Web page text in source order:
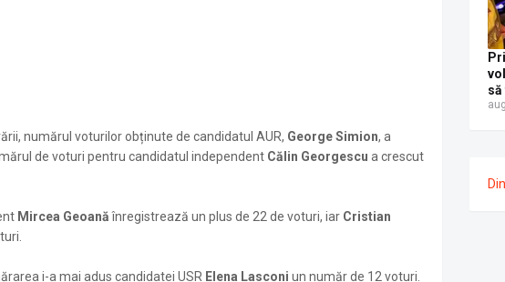
numărul voturilor obținute de candidatul AUR, George Simion, a
de voturi pentru candidatul independent Călin Georgescu a crescut
Mircea Geoanăînregistrează un plus de 22 de voturi, iar Cristian
i-a mai adus candidatei USR Elena Lasconi un număr de 12 voturi.
să